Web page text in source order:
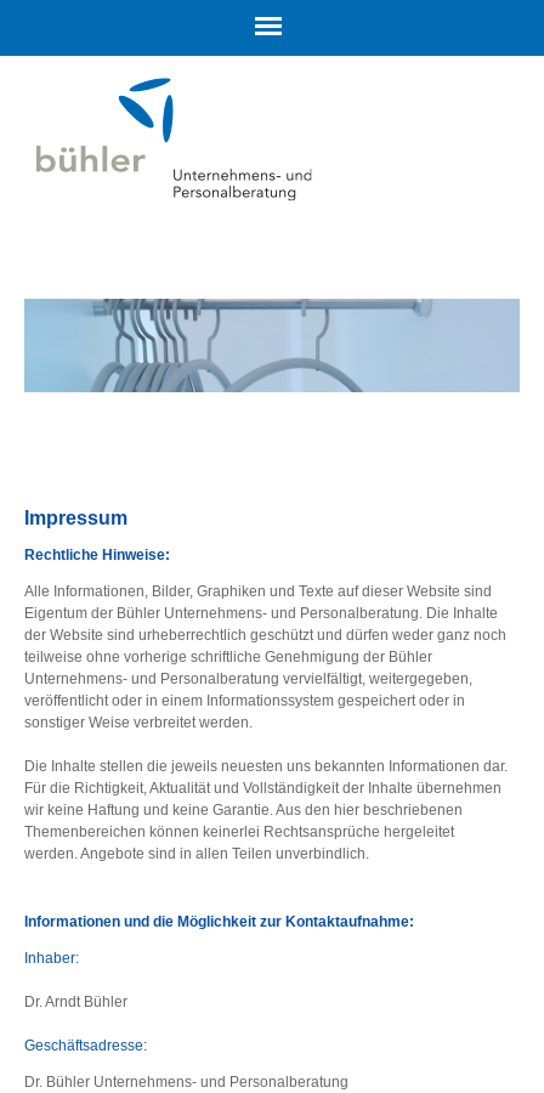
Impressum
Rechtliche Hinweise:
Alle Informationen, Bilder, Graphiken und Texte auf dieser Website sind
Eigentum der Bühler Unternehmens- und Personalberatung. Die Inhalte
der Website sind urheberrechtlich geschützt und dürfen weder ganz noch
teilweise ohne vorherige schriftliche Genehmigung der Bühler
Unternehmens- und Personalberatung vervielfältigt, weitergegeben,
veröffentlicht oder in einem Informationssystem gespeichert oder in
sonstiger Weise verbreitet werden.
Die Inhalte stellen die jeweils neuesten uns bekannten Informationen dar.
Für die Richtigkeit, Aktualität und Vollständigkeit der Inhalte übernehmen
wir keine Haftung und keine Garantie. Aus den hier beschriebenen
Themenbereichen können keinerlei Rechtsansprüche hergeleitet
werden. Angebote sind in allen Teilen unverbindlich.
Informationen und die Möglichkeit zur Kontaktaufnahme:
Inhaber:
Dr. Arndt Bühler
Geschäftsadresse:
Dr. Bühler Unternehmens- und Personalberatung